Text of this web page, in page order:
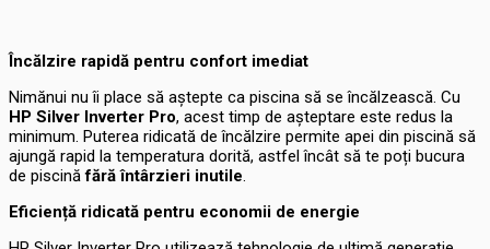
Încălzire rapidă pentru confort imediat
Nimănui nu îi place să aștepte ca piscina să se încălzească. Cu
HP Silver Inverter Pro, acest timp de așteptare este redus la
minimum. Puterea ridicată de încălzire permite apei din piscină să
ajungă rapid la temperatura dorită, astfel încât să te poți bucura
de piscinăfără întârzieri inutile.
Eficiență ridicată pentru economii de energie